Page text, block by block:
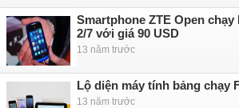
Smartphone ZTE Open
2/7 với giá 90 USD
13 năm trước
Lộ diện máy tính bảng chạy
13 năm trước